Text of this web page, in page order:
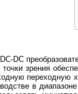
DC
зрения
переходную
в